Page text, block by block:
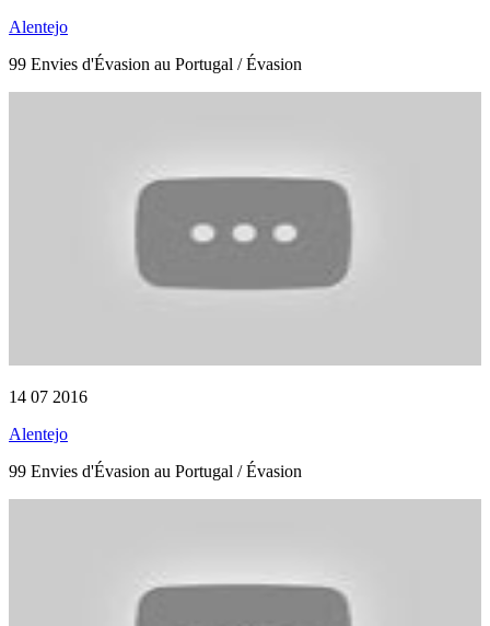
Alentejo
99 Envies d'Évasion au Portugal / Évasion
14 07 2016
Alentejo
99 Envies d'Évasion au Portugal / Évasion